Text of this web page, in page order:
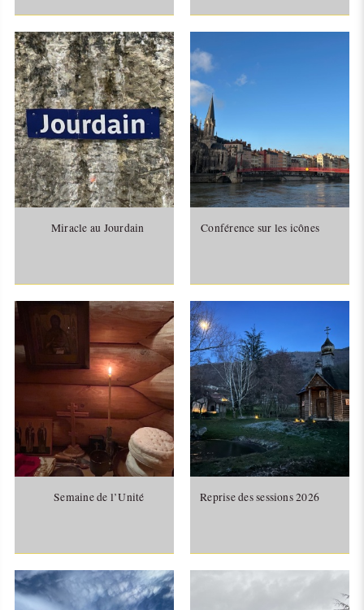
Miracle au Jourdain Conférence sur les icônes
Semaine de l’Unité Reprise des sessions 2026